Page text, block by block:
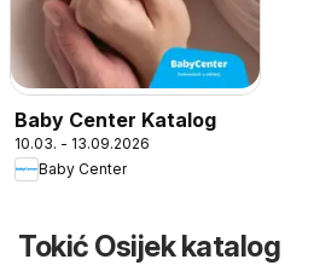
Baby Center Katalog
10.03. - 13.09.2026
Baby Center
Tokić Osijek katalog